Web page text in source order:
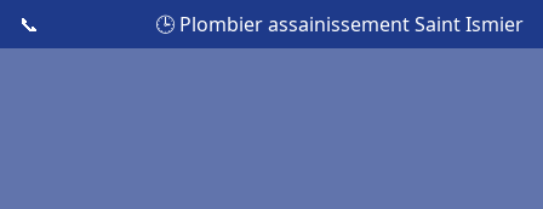
📞 🕒 Plombier assainissement Saint Ismier